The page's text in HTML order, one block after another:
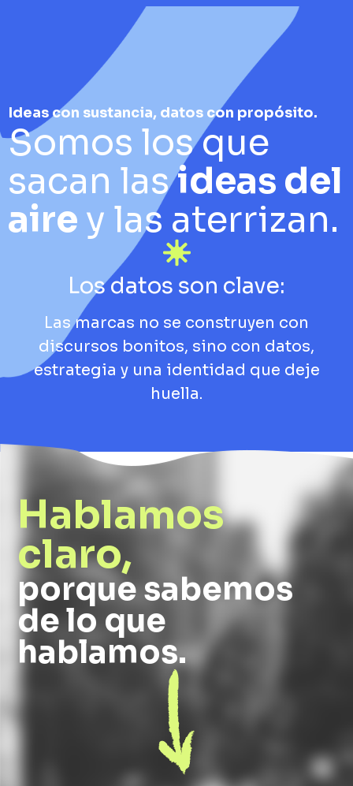
Ideas con sustancia, datos con propósito.
Somos los que
sacan lasideas del
aire y las aterrizan.
Los datos son clave:
Las marcas no se construyen con
discursos bonitos, sino con datos,
estrategia y una identidad que deje
huella.
Hablamos
claro,
porque sabemos
de lo que
hablamos.